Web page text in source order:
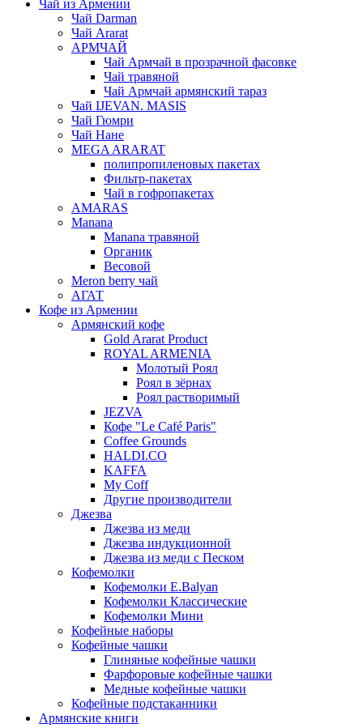
Чай из Армении
Чай Darman
Чай Ararat
АРМЧАЙ
Чай Армчай в прозрачной фасовке
Чай травяной
Чай Армчай армянский тараз
Чай IJEVAN. MASIS
Чай Гюмри
Чай Нане
MEGA ARARAT
полипропиленовых пакетах
Фильтр-пакетах
Чай в гофропакетах
AMARAS
Manana
Manana травяной
Органик
Весовой
Meron berry чай
АГАТ
Кофе из Армении
Армянский кофе
Gold Ararat Product
ROYAL ARMENIA
Молотый Роял
Роял в зёрнах
Роял растворимый
JEZVA
Кофе "Le Café Paris"
Coffee Grounds
HALDI.CO
KAFFA
My Coff
Другие производители
Джезва
Джезва из меди
Джезва индукционной
Джезва из меди с Песком
Кофемолки
Кофемолки E.Balyan
Кофемолки Классические
Кофемолки Мини
Кофейные наборы
Кофейные чашки
Глиняные кофейные чашки
Фарфоровые кофейные чашки
Медные кофейные чашки
Кофейные подстаканники
Армянские книги